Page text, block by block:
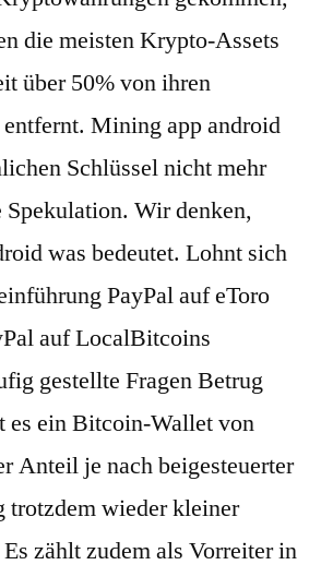
die meisten Krypto-Assets
über 50% von ihren
Mining app android
Schlüssel nicht mehr
Wir denken,
was bedeutet. Lohnt sich
PayPal auf eToro
auf LocalBitcoins
gestellte Fragen Betrug
es ein Bitcoin-Wallet von
Anteil je nach beigesteuerter
trotzdem wieder kleiner
zählt zudem als Vorreiter in